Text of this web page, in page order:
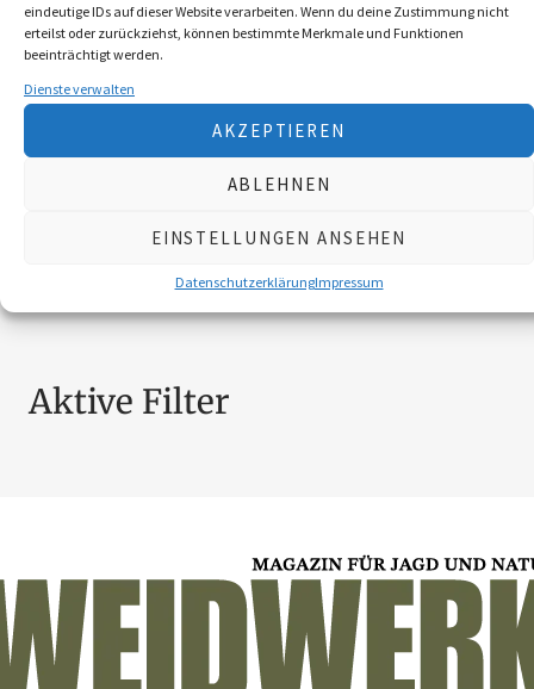
eindeutige IDs auf dieser Website verarbeiten. Wenn du deine Zustimmung nicht
erteilst oder zurückziehst, können bestimmte Merkmale und Funktionen
beeinträchtigt werden.
Dienste verwalten
AKZEPTIEREN
ABLEHNEN
EINSTELLUNGEN ANSEHEN
DatenschutzerklärungImpressum
BEKLEIDUNG
10
BROSCHÜREN
Nach Preis filtern
Aktive Filter